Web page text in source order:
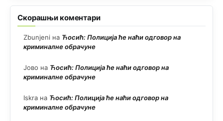
Скорашњи коментари
Zbunjeni на Ћосић: Полиција ће наћи одговор на
криминалне обрачуне
Јово на Ћосић: Полиција ће наћи одговор на
криминалне обрачуне
Iskra на Ћосић: Полиција ће наћи одговор на
криминалне обрачуне